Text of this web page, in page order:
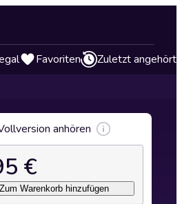
Favoriten Zuletzt angehört
anhören
€
Zum Warenkorb hinzufügen